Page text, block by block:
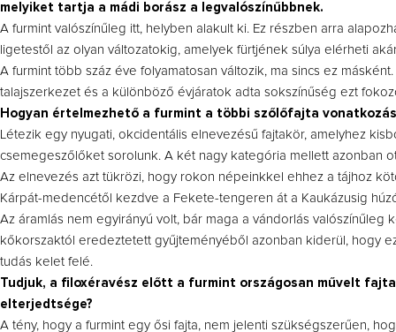
melyiket tartja a mádi borász a legvalószínűbbnek.
A furmint valószínűleg itt, helyben alakult ki. Ez részben arra
ligetestől az olyan változatokig, amelyek fürtjének súlya elérheti
A furmint több száz éve folyamatosan változik, ma sincs ez
talajszerkezet és a különböző évjáratok adta sokszínűség ezt
Hogyan értelmezhető a furmint a többi szőlőfajta
Létezik egy nyugati, okcidentális elnevezésű fajtakör, amelyhez
csemegeszőlőket sorolunk. A két nagy kategória mellett azonban
Az elnevezés azt tükrözi, hogy rokon népeinkkel ehhez a tájhoz
Kárpát-medencétől kezdve a Fekete-tengeren át a Kaukázusig
Az áramlás nem egyirányú volt, bár maga a vándorlás
kőkorszaktól eredeztetett gyűjteményéből azonban kiderül, hogy
tudás kelet felé.
Tudjuk, a filoxéravész előtt a furmint országosan művelt
elterjedtsége?
A tény, hogy a furmint egy ősi fajta, nem jelenti szükségszerűen,